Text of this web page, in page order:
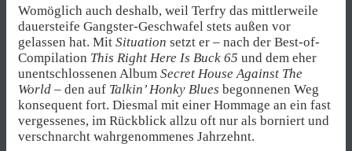
Womöglich auch deshalb, weil Terfry das mittlerweile
dauersteife Gangster-Geschwafel stets außen vor
gelassen hat. Mit Situation setzt er – nach der Best-of-
Compilation This Right Here Is Buck 65 und dem eher
unentschlossenen Album Secret House Against The
World – den auf Talkin’ Honky Blues begonnenen Weg
konsequent fort. Diesmal mit einer Hommage an ein fast
vergessenes, im Rückblick allzu oft nur als borniert und
verschnarcht wahrgenommenes Jahrzehnt.